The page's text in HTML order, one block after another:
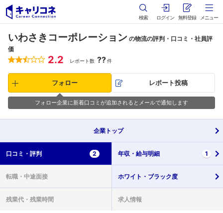
検索 ログイン 無料登録 メニュー
いわさきコーポレーション の物流の評判・口コミ・社員評
価
2.2 レポート数 ??件
フォロー レポート投稿
フォロー企業に新着口コミが追加されるとメールで通知します
企業 トップ
口コミ・ 評判 2 年収・ 給与明細 1
転職・ 中途面接 ホワイト・ ブラック度
残業代・ 残業時間 求人情報